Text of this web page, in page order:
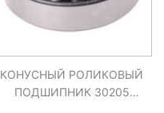
КОНУСНЫЙ РОЛИКОВЫЙ
ПОДШИПНИК 30205